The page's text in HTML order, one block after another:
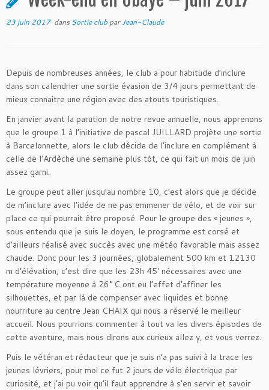
23 juin 2017dans Sortie club parJean-Claude
Depuis de nombreuses années, le club a pour habitude d’inclure
dans son calendrier une sortie évasion de 3/4 jours permettant de
mieux connaître une région avec des atouts touristiques.
En janvier avant la parution de notre revue annuelle, nous apprenons
que le groupe 1 à l’initiative de pascal JUILLARD projète une sortie
à Barcelonnette, alors le club décide de l’inclure en complément à
celle de l’Ardèche une semaine plus tôt, ce qui fait un mois de juin
assez garni.
Le groupe peut aller jusqu’au nombre 10, c’est alors que je décide
de m’inclure avec l’idée de ne pas emmener de vélo, et de voir sur
place ce qui pourrait être proposé. Pour le groupe des « jeunes »,
sous entendu que je suis le doyen, le programme est corsé et
d’ailleurs réalisé avec succès avec une météo favorable mais assez
chaude. Donc pour les 3 journées, globalement 500 km et 12130
m d’élévation, c’est dire que les 23h 45′ nécessaires avec une
température moyenne à 26° C ont eu l’effet d’affiner les
silhouettes, et par là de compenser avec liquides et bonne
nourriture au centre Jean CHAIX qui nous a réservé le meilleur
accueil. Nous pourrions commenter à tout va les divers épisodes de
cette aventure, mais nous dirons aux curieux allez y, et vous verrez.
Puis le vétéran et rédacteur que je suis n’a pas suivi à la trace les
jeunes lévriers, pour moi ce fut 2 jours de vélo électrique par
curiosité, et j’ai pu voir qu’il faut apprendre à s’en servir et savoir